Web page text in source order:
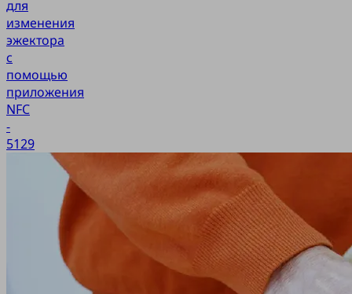
для
изменения
эжектора
с
помощью
приложения
NFC
-
5129